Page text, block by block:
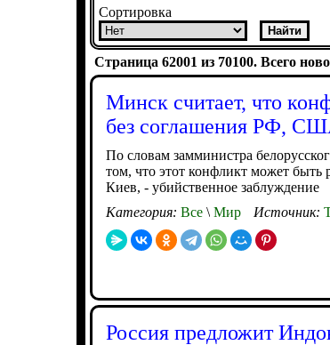
Сортировка
Страница 62001 из 70100. Всего
Минск считает, что
без соглашения РФ,
По словам замминистра
том, что этот конфликт может быть
Киев, - убийственное заблуждение
Категория: Все \ Мир Источник:
Россия предложит